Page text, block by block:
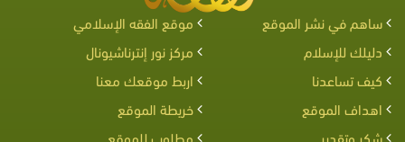
ساهم في نشر الموقع
موقع الفقه الإسلامي
دليلك للإسلام
مركز نور إنترناشيونال
كيف تساعدنا
اربط موقعك معنا
اهداف الموقع
خريطة الموقع
شكر وتقدير
مطلوب للموقع